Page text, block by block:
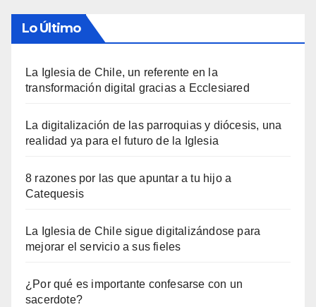
Lo Último
La Iglesia de Chile, un referente en la
transformación digital gracias a Ecclesiared
La digitalización de las parroquias y diócesis, una
realidad ya para el futuro de la Iglesia
8 razones por las que apuntar a tu hijo a
Catequesis
La Iglesia de Chile sigue digitalizándose para
mejorar el servicio a sus fieles
¿Por qué es importante confesarse con un
sacerdote?